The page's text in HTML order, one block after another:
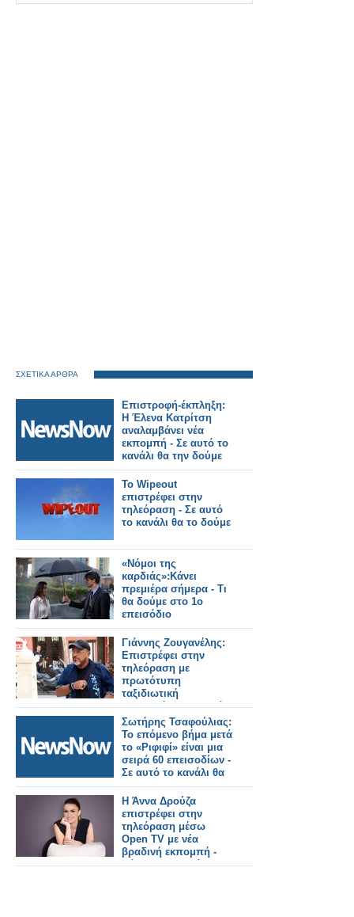
ΣΧΕΤΙΚΑ ΑΡΘΡΑ
Επιστροφή-έκπληξη:
Η Έλενα Κατρίτση
αναλαμβάνει νέα
εκπομπή - Σε αυτό το
κανάλι θα την δούμε
Το Wipeout
επιστρέφει στην
τηλεόραση - Σε αυτό
το κανάλι θα το δούμε
«Νόμοι της
καρδιάς»:Kάνει
πρεμιέρα σήμερα - Τι
θα δούμε στο 1ο
επεισόδιο
Γιάννης Ζουγανέλης:
Επιστρέφει στην
τηλεόραση με
πρωτότυπη
ταξιδιωτική
εκπομπή... - Σε αυτό
το κανάλι θα τον
δούμε
Σωτήρης Τσαφούλιας:
Το επόμενο βήμα μετά
το «Ριφιφί» είναι μια
σειρά 60 επεισοδίων -
Σε αυτό το κανάλι θα
την δουμε;
Η Άννα Δρούζα
επιστρέφει στην
τηλεόραση μέσω
Open TV με νέα
βραδινή εκπομπή -
Πότε θα την δούμε;